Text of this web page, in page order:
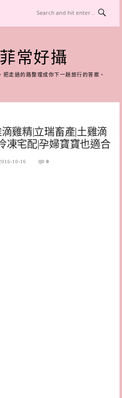
常好攝
走過的路整理成你下一趟旅行的答案。
雞精|立瑞畜產|土雞滴
凍宅配|孕婦寶寶也適合
10-16 0